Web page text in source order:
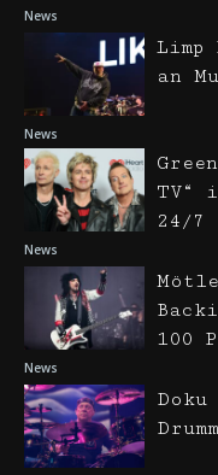
News
News
Limp
an
News
TV“
24/7
News
100